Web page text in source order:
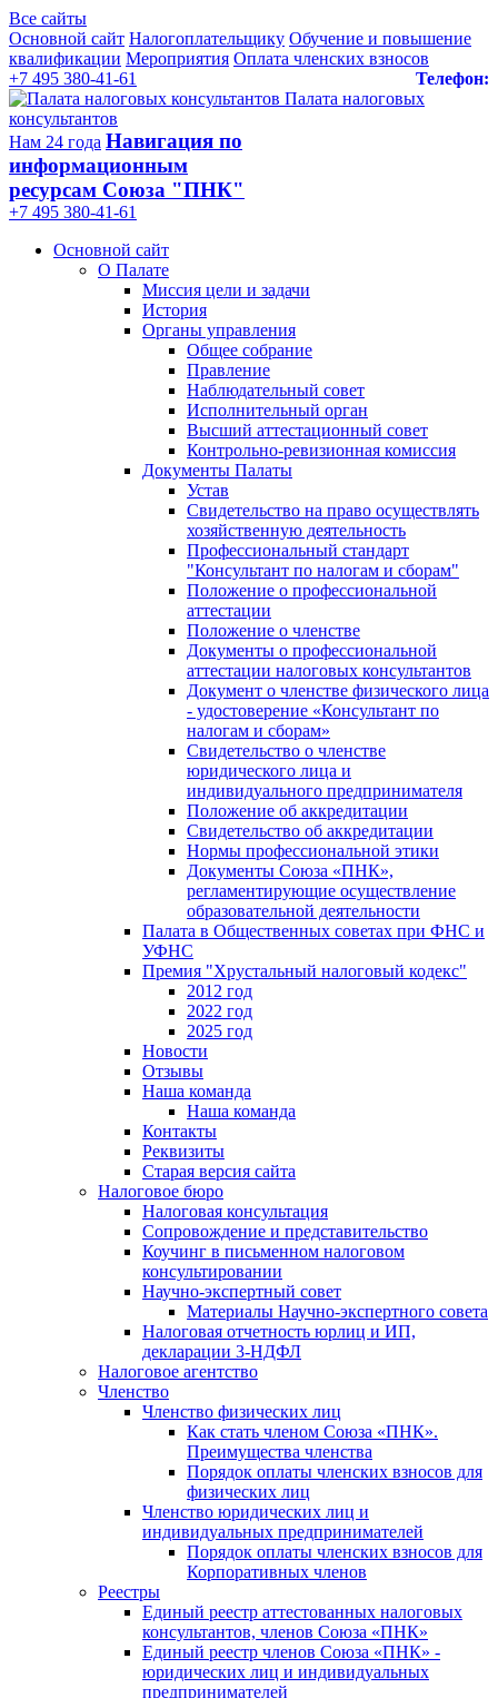
Все сайты
Основной сайт Налогоплательщику Обучение и повышение
квалификации Мероприятия Оплата членских взносов
Телефон:
+7 495 380-41-61
Палата налоговых
консультантов
Нам 24 года Навигация по
информационным
ресурсам Союза "ПНК"
+7 495 380‑41‑61
Основной сайт
О Палате
Миссия цели и задачи
История
Органы управления
Общее собрание
Правление
Наблюдательный совет
Исполнительный орган
Высший аттестационный совет
Контрольно-ревизионная комиссия
Документы Палаты
Устав
Свидетельство на право осуществлять
хозяйственную деятельность
Профессиональный стандарт
"Консультант по налогам и сборам"
Положение о профессиональной
аттестации
Положение о членстве
Документы о профессиональной
аттестации налоговых консультантов
Документ о членстве физического лица
- удостоверение «Консультант по
налогам и сборам»
Свидетельство о членстве
юридического лица и
индивидуального предпринимателя
Положение об аккредитации
Свидетельство об аккредитации
Нормы профессиональной этики
Документы Союза «ПНК»,
регламентирующие осуществление
образовательной деятельности
Палата в Общественных советах при ФНС и
УФНС
Премия "Хрустальный налоговый кодекс"
2012 год
2022 год
2025 год
Новости
Отзывы
Наша команда
Наша команда
Контакты
Реквизиты
Старая версия сайта
Налоговое бюро
Налоговая консультация
Cопровождение и представительство
Коучинг в письменном налоговом
консультировании
Научно-экспертный совет
Материалы Научно-экспертного совета
Налоговая отчетность юрлиц и ИП,
декларации 3-НДФЛ
Налоговое агентство
Членство
Членство физических лиц
Как стать членом Союза «ПНК».
Преимущества членства
Порядок оплаты членских взносов для
физических лиц
Членство юридических лиц и
индивидуальных предпринимателей
Порядок оплаты членских взносов для
Корпоративных членов
Реестры
Единый реестр аттестованных налоговых
консультантов, членов Союза «ПНК»
Единый реестр членов Союза «ПНК» -
юридических лиц и индивидуальных
предпринимателей